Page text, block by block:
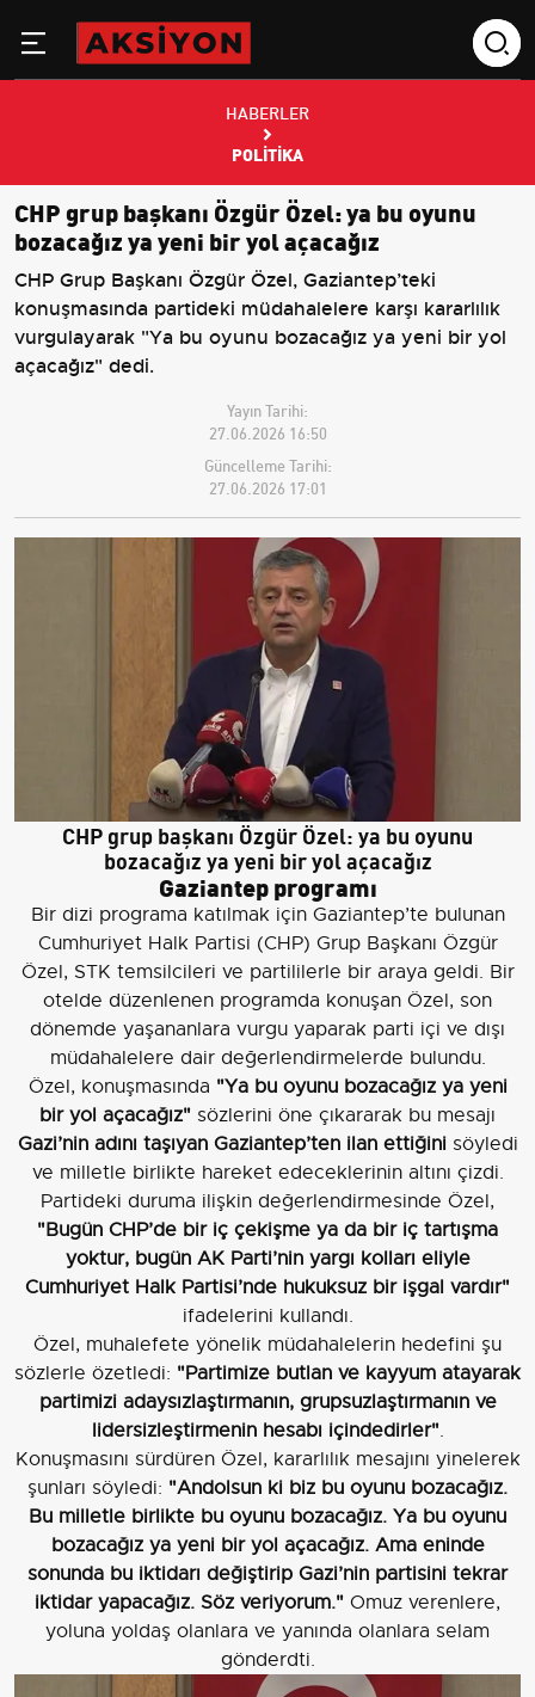
HABERLER
POLITIKA
CHP grup başkanı Özgür Özel: ya bu oyunu
bozacağız ya yeni bir yol açacağız
CHP Grup Başkanı Özgür Özel, Gaziantep’teki
konuşmasında partideki müdahalelere karşı kararlılık
vurgulayarak "Ya bu oyunu bozacağız ya yeni bir yol
açacağız" dedi.
Yayın Tarihi:
27.06.2026 16:50
Güncelleme Tarihi:
27.06.2026 17:01
CHP grup başkanı Özgür Özel: ya bu oyunu
bozacağız ya yeni bir yol açacağız
Gaziantep programı
Bir dizi programa katılmak için Gaziantep’te bulunan
Cumhuriyet Halk Partisi (CHP) Grup Başkanı Özgür
Özel, STK temsilcileri ve partililerle bir araya geldi. Bir
otelde düzenlenen programda konuşan Özel, son
dönemde yaşananlara vurgu yaparak parti içi ve dışı
müdahalelere dair değerlendirmelerde bulundu.
Özel, konuşmasında "Ya bu oyunu bozacağız ya yeni
bir yol açacağız" sözlerini öne çıkararak bu mesajı
Gazi’nin adını taşıyan Gaziantep’ten ilan ettiğinisöyledi
ve milletle birlikte hareket edeceklerinin altını çizdi.
Partideki duruma ilişkin değerlendirmesinde Özel,
"Bugün CHP’de bir iç çekişme ya da bir iç tartışma
yoktur, bugün AK Parti’nin yargı kolları eliyle
Cumhuriyet Halk Partisi’nde hukuksuz bir işgal vardır"
ifadelerini kullandı.
Özel, muhalefete yönelik müdahalelerin hedefini şu
sözlerle özetledi: "Partimize butlan ve kayyum atayarak
partimizi adaysızlaştırmanın, grup­suzlaştırmanın ve
lidersizleştirmenin hesabı içindedirler".
Konuşmasını sürdüren Özel, kararlılık mesajını yinelerek
şunları söyledi: "Andolsun ki biz bu oyunu bozacağız.
Bu milletle birlikte bu oyunu bozacağız. Ya bu oyunu
bozacağız ya yeni bir yol açacağız. Ama eninde
sonunda bu iktidarı değiştirip Gazi’nin partisini tekrar
iktidar yapacağız. Söz veriyorum." Omuz verenlere,
yoluna yoldaş olanlara ve yanında olanlara selam
gönderdti.